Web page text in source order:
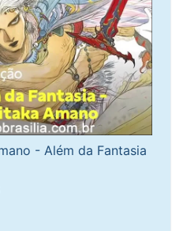
- Além da Fantasia